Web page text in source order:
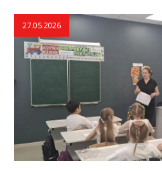
27.05.2026